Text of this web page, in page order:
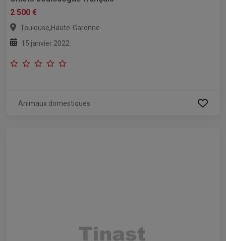
2 500 €
Toulouse,Haute-Garonne
15 janvier 2022
Animaux domestiques